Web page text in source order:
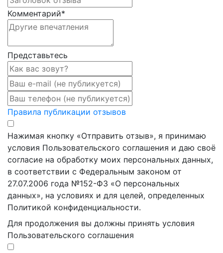
Комментарий*
Представьтесь
Правила публикации отзывов
Нажимая кнопку «Отправить отзыв», я принимаю
условия Пользовательского соглашения и даю своё
согласие на обработку моих персональных данных,
в соответствии с Федеральным законом от
27.07.2006 года №152-ФЗ «О персональных
данных», на условиях и для целей, определенных
Политикой конфиденциальности.
Для продолжения вы должны принять условия
Пользовательского соглашения